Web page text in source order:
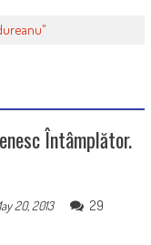
Întâmplător.
20, 2013
29